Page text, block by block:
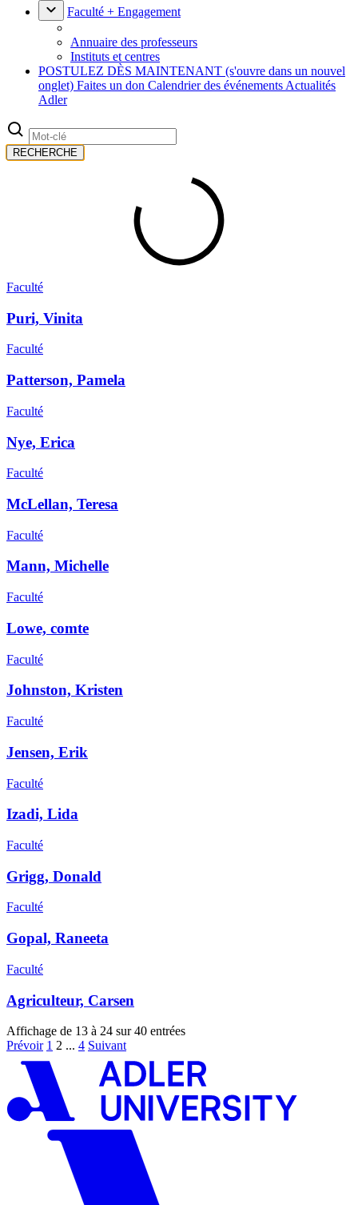
Faculté + Engagement
Annuaire des professeurs
Instituts et centres
POSTULEZ DÈS MAINTENANT (s'ouvre dans un nouvel
onglet) Faites un don Calendrier des événements Actualités
Adler
RECHERCHE
Faculté
Puri, Vinita
Faculté
Patterson, Pamela
Faculté
Nye, Erica
Faculté
McLellan, Teresa
Faculté
Mann, Michelle
Faculté
Lowe, comte
Faculté
Johnston, Kristen
Faculté
Jensen, Erik
Faculté
Izadi, Lida
Faculté
Grigg, Donald
Faculté
Gopal, Raneeta
Faculté
Agriculteur, Carsen
Affichage de 13 à 24 sur 40 entrées
Prévoir 1 2 ... 4 Suivant